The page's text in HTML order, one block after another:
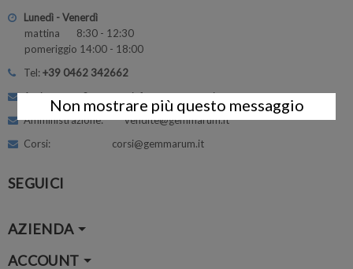
Lunedì - Venerdì
mattina 8:30 - 12:30
pomeriggio 14:00 - 18:00
Tel:+39 0462 342662
Assistenza e Supporto: info@gemmarum.it
Amministrazione: vendite@gemmarum.it
Corsi: corsi@gemmarum.it
SEGUICI
AZIENDA
ACCOUNT
Non mostrare più questo messaggio